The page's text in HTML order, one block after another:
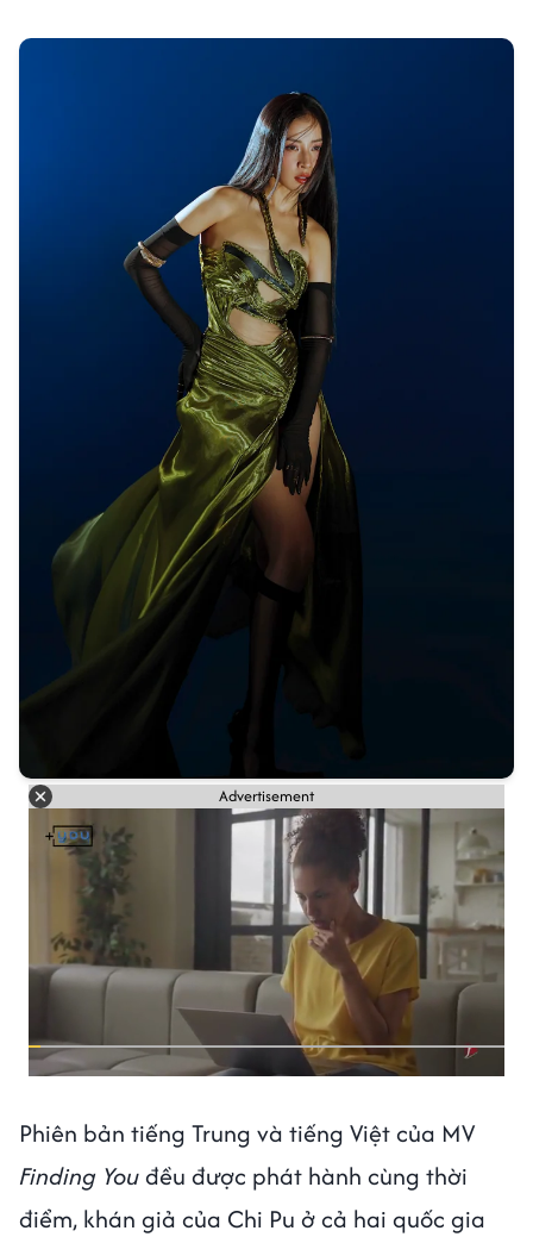
Advertisement
Phiên bản tiếng Trung và tiếng Việt của MV
Finding Youđều được phát hành cùng thời
điểm, khán giả của Chi Pu ở cả hai quốc gia